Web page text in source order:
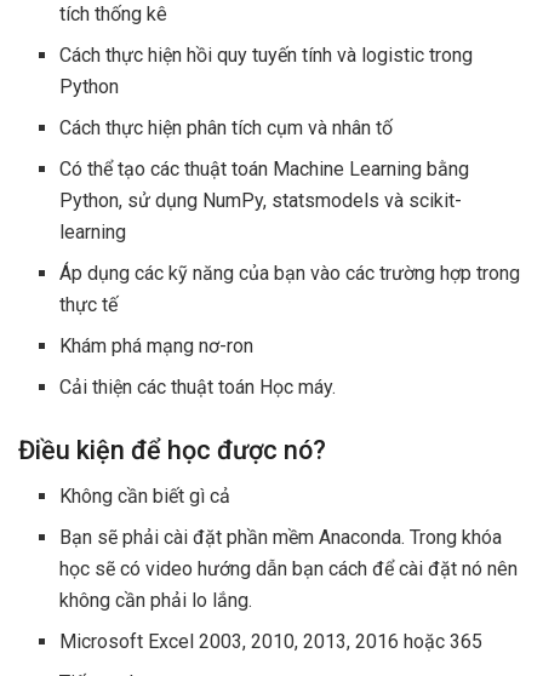
tích thống kê
Cách thực hiện hồi quy tuyến tính và logistic trong
Python
Cách thực hiện phân tích cụm và nhân tố
Có thể tạo các thuật toán Machine Learning bằng
Python, sử dụng NumPy, statsmodels và scikit-
learning
Áp dụng các kỹ năng của bạn vào các trường hợp trong
thực tế
Khám phá mạng nơ-ron
Cải thiện các thuật toán Học máy.
Điều kiện để học được nó?
Không cần biết gì cả
Bạn sẽ phải cài đặt phần mềm Anaconda. Trong khóa
học sẽ có video hướng dẫn bạn cách để cài đặt nó nên
không cần phải lo lắng.
Microsoft Excel 2003, 2010, 2013, 2016 hoặc 365